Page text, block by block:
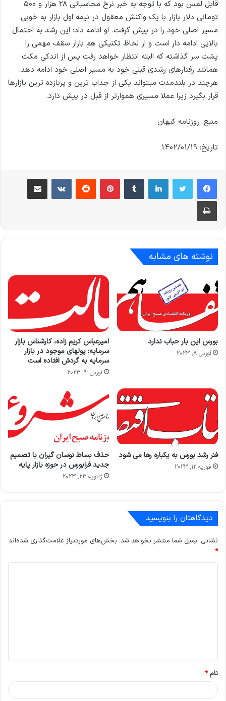
قابل لمس بود که با توجه به خبر نرخ محاسباتی ۲۸ هزار و ۵۰۰
تومانی دلار بازار با یک واکنش معقول در نیمه اول بازار به خوبی
مسیر اصلی خود را در پیش گرفت. او ادامه داد: این رشد به احتمال
بالایی ادامه دار است و از لحاظ تکنیکی هم بازار سقف مهمی را
پشت سر گذاشته که البته انتظار خواهد رفت پس از اندکی مکث
همانند رفتارهای رشدی قبلی خود به مسیر اصلی خود ادامه دهد.
هرچند در بلندمدت میتواند یکی از جذاب ترین و پربازده ترین بازارها
قرار بگیرد زیرا عملا مسیری هموارتر از قبل در پیش دارد.
منبع: روزنامه کیهان
تاریخ: 1402/01/19
لینکدین ‫تامبلر ‫پین‌ترست‫رددیت ‫VKontakteاشتراک گذاری از طریق ایمیل
چاپ
نوشته های مشابه
بورس این بار حباب ندارد
آوریل 8, 2023
امیرعباس کریم زاده، کارشناس بازار
سرمایه: پولهای موجود در بازار
سرمایه به گردش افتاده است
آوریل 4, 2023
فنر رشد بورس به یکباره رها می شود
فوریه 12, 2023
حذف بساط نوسان گیران با تصمیم
جدید فرابورس در حوزه بازار پایه
ژانویه 23, 2023
دیدگاهتان را بنویسید
نشانی ایمیل شما منتشر نخواهد شد. بخش‌های موردنیاز علامت‌گذاری شده‌اند
*
*
نام*